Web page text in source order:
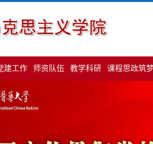
建工作 师资队伍 教学科研 课程思政筑